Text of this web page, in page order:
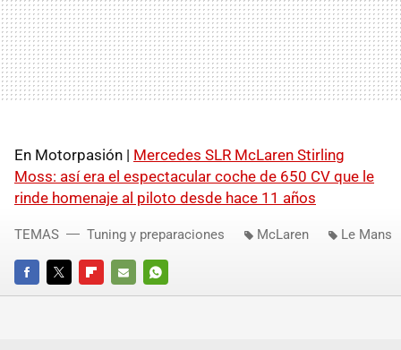
En Motorpasión | Mercedes SLR McLaren Stirling
Moss: así era el espectacular coche de 650 CV que le
rinde homenaje al piloto desde hace 11 años
FACEBOOKTWITTERFLIPBOARD
E-
WHATSAPP
TEMAS Tuning y preparaciones McLaren Le Mans